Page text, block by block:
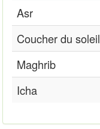
Asr
Coucher du soleil
Maghrib
Icha